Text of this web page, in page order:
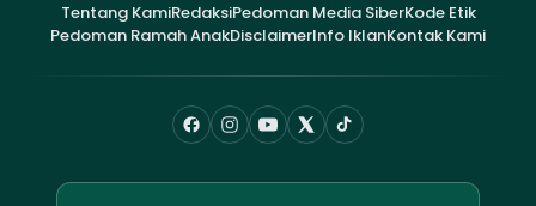
Tentang KamiRedaksiPedoman Media SiberKode Etik
Pedoman Ramah AnakDisclaimerInfo IklanKontak Kami